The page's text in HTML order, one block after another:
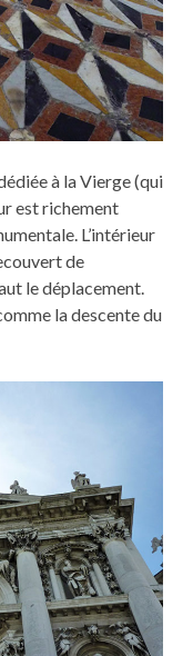
à la Vierge (qui
est richement
L’intérieur
de
le déplacement.
la descente du